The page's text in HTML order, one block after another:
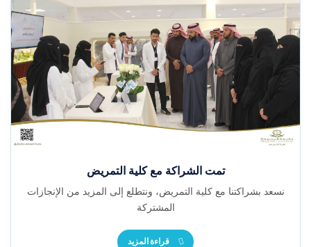
تمت الشراكة مع كلية التمريض
نسعد بشراكتنا مع كلية التمريض، ونتطلع إلى المزيد من الإنجازات
المشتركة
قراءة المزيد